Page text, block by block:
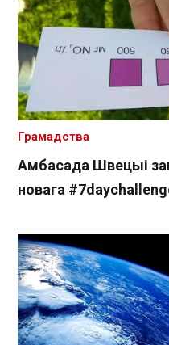
Амбасада Швецыі
новага
Грамадства